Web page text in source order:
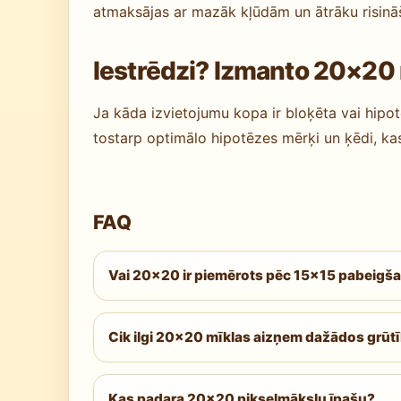
atmaksājas ar mazāk kļūdām un ātrāku
Iestrēdzi? Izmanto
Ja kāda izvietojumu kopa ir bloķēta vai
tostarp optimālo hipotēzes mērķi un ķēdi,
FAQ
Vai 20×20 ir piemērots pēc 15×15
Jā — Easy un Medium līmenī. Risinātāji,
Expert. Tehnikas ir identiskas — galvenais
Cik ilgi 20×20 mīklas aizņem dažādos
Easy: piecpadsmit līdz trīsdesmit piecas